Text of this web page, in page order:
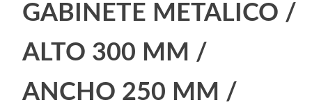
GABINETE METALICO /
ALTO 300 MM /
ANCHO 250 MM /